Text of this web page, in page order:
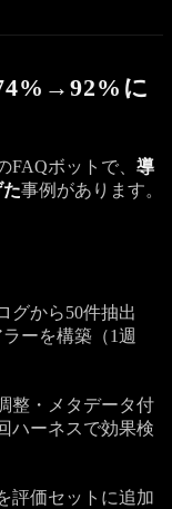
に
FAQボットで、 導
事例があります。
グから50件抽出
ーを構築（1週
整・メタデータ付
ハーネスで効果検
評価セットに追加